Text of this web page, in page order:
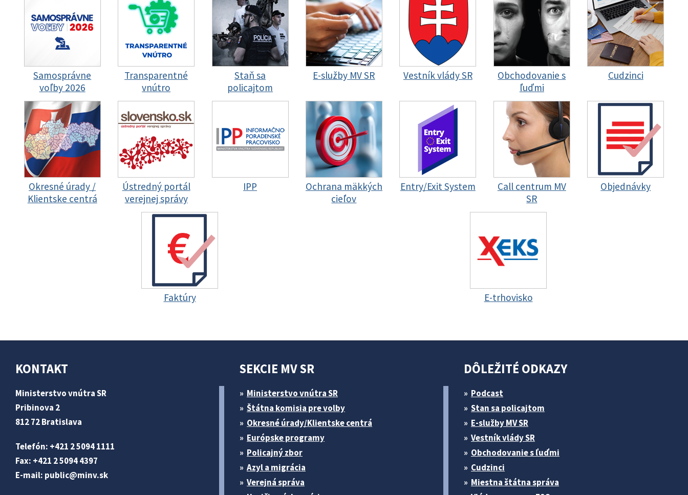
Samosprávne
voľby 2026
Transparentné
vnútro
Staň sa
policajtom
E-služby MV SR Vestník vlády SR
Obchodovanie s
ľuďmi
Cudzinci
Okresné úrady /
Klientske centrá
Ústredný portál
verejnej správy
IPP
Ochrana mäkkých
cieľov
Entry/Exit System
Call centrum MV
SR
Objednávky
Faktúry E-trhovisko
KONTAKT
Ministerstvo vnútra SR
Pribinova 2
812 72 Bratislava
Telefón: +421 2 5094 1111
Fax: +421 2 5094 4397
E-mail: public@minv.sk
SEKCIE MV SR
Ministerstvo vnútra SR
Štátna komisia pre volby
Okresné úrady/Klientske centrá
Európske programy
Policajný zbor
Azyl a migrácia
Verejná správa
DÔLEŽITÉ ODKAZY
Podcast
Stan sa policajtom
E-služby MV SR
Vestník vlády SR
Obchodovanie s ľuďmi
Cudzinci
Miestna štátna správa